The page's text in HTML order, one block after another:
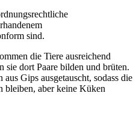
sind.
die Tiere ausreichend
sie dort Paare bilden und brüten.
Gips ausgetauscht, sodass die
bleiben, aber keine Küken